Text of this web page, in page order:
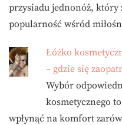
przysiadu jednonóż, który
popularność wśród
Łóżko
– gdzie się
Wybór
kosmetycznego
wpłynąć na komfort